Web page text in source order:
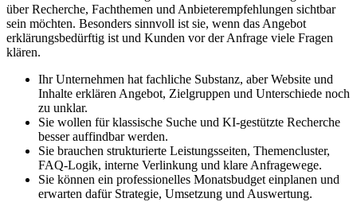
über Recherche, Fachthemen und Anbieterempfehlungen sichtbar
sein möchten. Besonders sinnvoll ist sie, wenn das Angebot
erklärungsbedürftig ist und Kunden vor der Anfrage viele Fragen
klären.
Ihr Unternehmen hat fachliche Substanz, aber Website und
Inhalte erklären Angebot, Zielgruppen und Unterschiede noch
zu unklar.
Sie wollen für klassische Suche und KI-gestützte Recherche
besser auffindbar werden.
Sie brauchen strukturierte Leistungsseiten, Themencluster,
FAQ-Logik, interne Verlinkung und klare Anfragewege.
Sie können ein professionelles Monatsbudget einplanen und
erwarten dafür Strategie, Umsetzung und Auswertung.